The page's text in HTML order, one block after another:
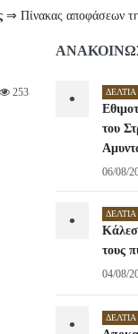
της Δημοτικής
253 •
του
06/08/
•
τους
04/08/
•